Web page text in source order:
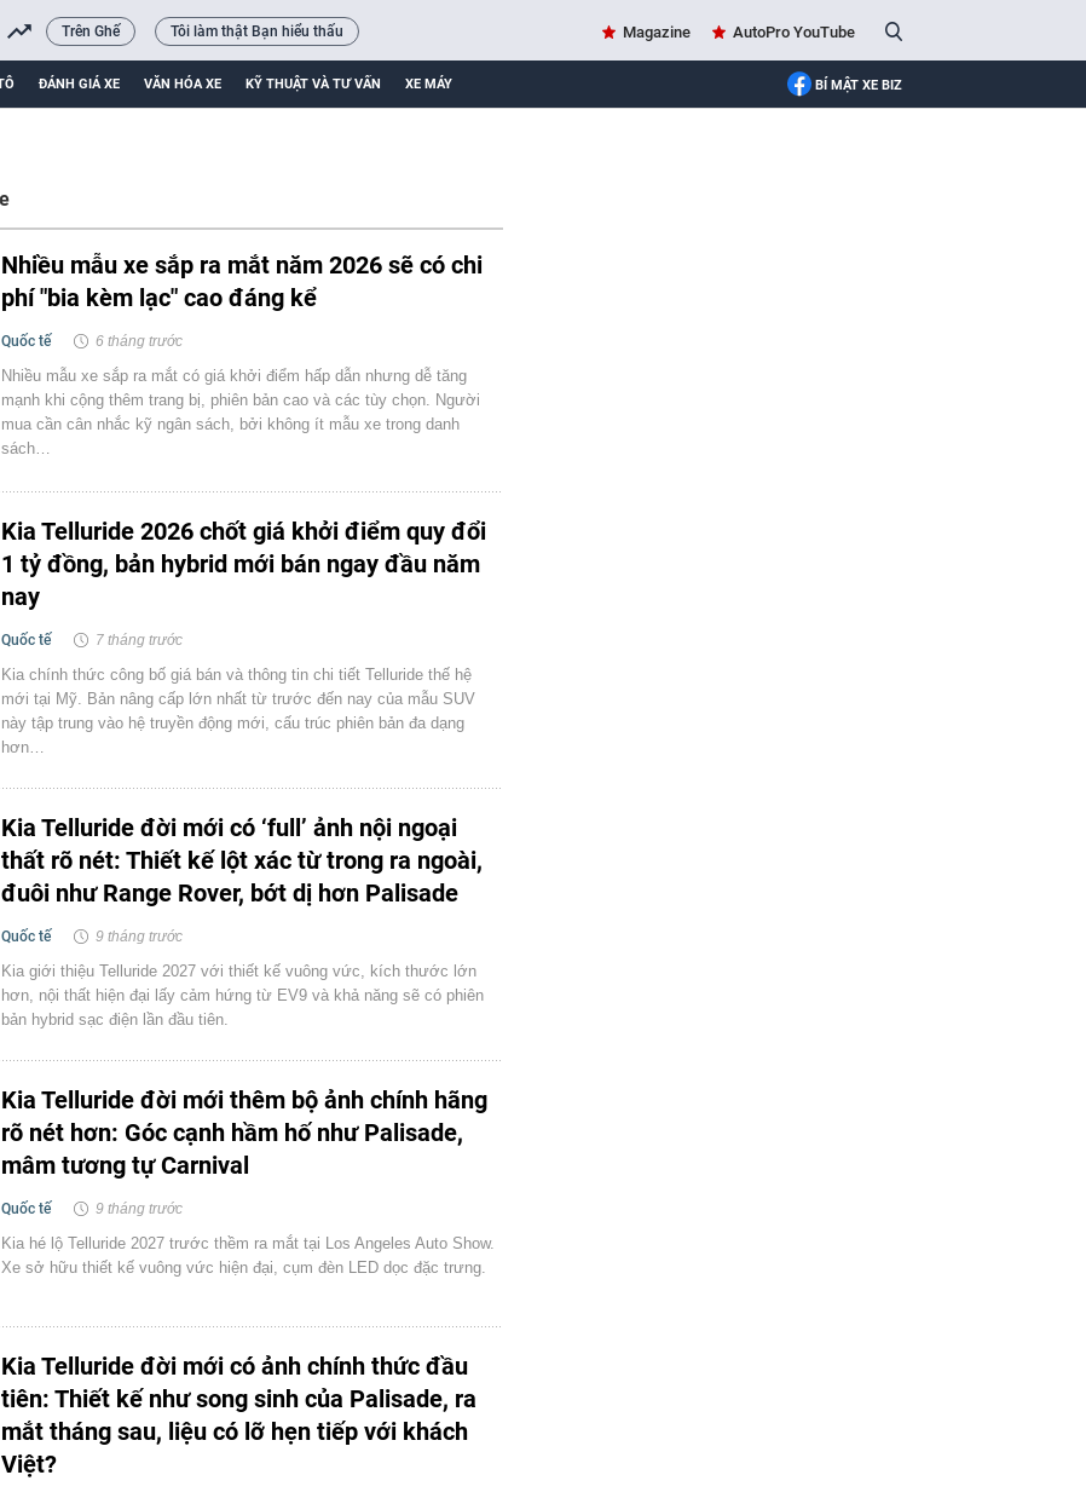
Trên Ghế Tôi làm thật Bạn hiểu thấu Magazine AutoPro YouTube
ĐÁNH GIÁ XE VĂN HÓA XE KỸ THUẬT VÀ TƯ VẤN XE MÁY BÍ MẬT XE BIZ
Nhiều mẫu xe sắp ra mắt năm 2026 sẽ có chi
phí "bia kèm lạc" cao đáng kể
Quốc tế 6 tháng trước
Nhiều mẫu xe sắp ra mắt có giá khởi điểm hấp dẫn nhưng dễ tăng
mạnh khi cộng thêm trang bị, phiên bản cao và các tùy chọn. Người
mua cần cân nhắc kỹ ngân sách, bởi không ít mẫu xe trong danh
sách…
Kia Telluride 2026 chốt giá khởi điểm quy đổi
1 tỷ đồng, bản hybrid mới bán ngay đầu năm
nay
Quốc tế 7 tháng trước
Kia chính thức công bố giá bán và thông tin chi tiết Telluride thế hệ
mới tại Mỹ. Bản nâng cấp lớn nhất từ trước đến nay của mẫu SUV
này tập trung vào hệ truyền động mới, cấu trúc phiên bản đa dạng
hơn…
Kia Telluride đời mới có ‘full’ ảnh nội ngoại
thất rõ nét: Thiết kế lột xác từ trong ra ngoài,
đuôi như Range Rover, bớt dị hơn Palisade
Quốc tế 9 tháng trước
Kia giới thiệu Telluride 2027 với thiết kế vuông vức, kích thước lớn
hơn, nội thất hiện đại lấy cảm hứng từ EV9 và khả năng sẽ có phiên
bản hybrid sạc điện lần đầu tiên.
Kia Telluride đời mới thêm bộ ảnh chính hãng
rõ nét hơn: Góc cạnh hầm hố như Palisade,
mâm tương tự Carnival
Quốc tế 9 tháng trước
Kia hé lộ Telluride 2027 trước thềm ra mắt tại Los Angeles Auto Show.
Xe sở hữu thiết kế vuông vức hiện đại, cụm đèn LED dọc đặc trưng.
Kia Telluride đời mới có ảnh chính thức đầu
tiên: Thiết kế như song sinh của Palisade, ra
mắt tháng sau, liệu có lỡ hẹn tiếp với khách
Việt?